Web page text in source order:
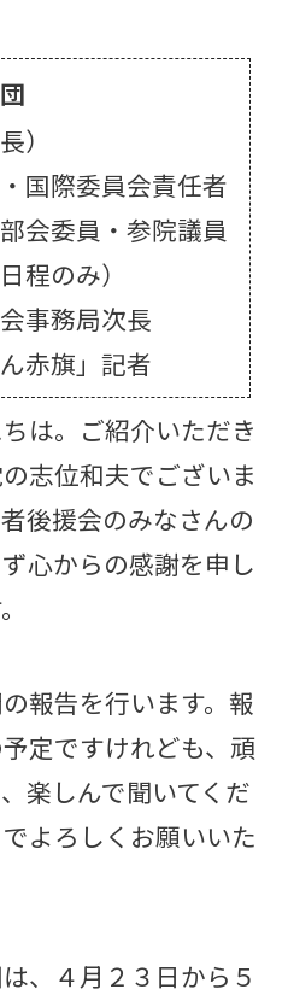
）
国際委員会責任者
会委員・参院議員
程のみ）
事務局次長
赤旗」記者
は。ご紹介いただき
志位和夫でございま
後援会のみなさんの
心からの感謝を申し
報告を行います。報
定ですけれども、頑
楽しんで聞いてくだ
よろしくお願いいた
、４月２３日から５